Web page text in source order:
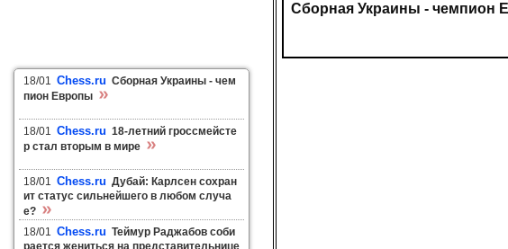
18/01 Chess.ru Сборная Украины - чем
пион Европы »
18/01 Chess.ru 18-летний гроссмейсте
р стал вторым в мире »
18/01 Chess.ru Дубай: Карлсен сохран
ит статус сильнейшего в любом случа
е? »
18/01 Chess.ru Теймур Раджабов соби
рается жениться на представительнице
Сборная Украины - чемпион